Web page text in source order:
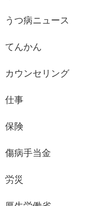
うつ病ニュース
てんかん
カウンセリング
仕事
保険
傷病手当金
労災